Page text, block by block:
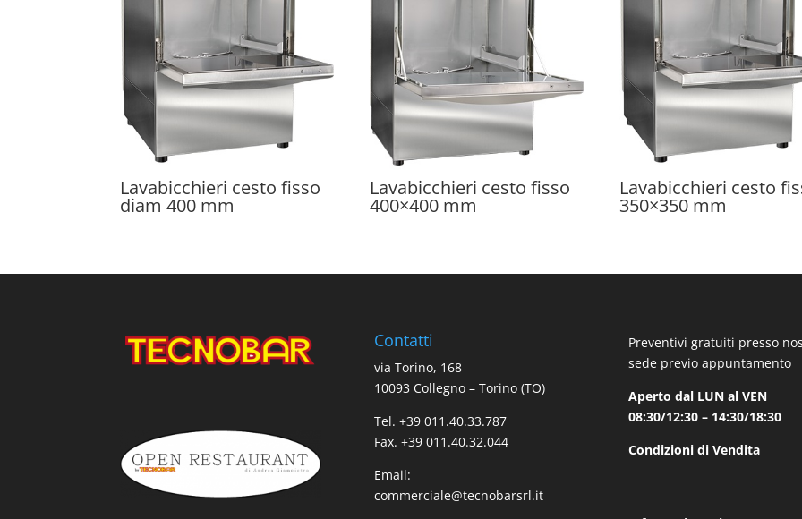
Lavabicchieri cesto fisso
diam 400 mm
Lavabicchieri cesto fisso
400×400 mm
Lavabicchieri cesto
350×350 mm
Contatti
via Torino, 168
10093 Collegno – Torino (TO)
Tel. +39 011.40.33.787
Fax. +39 011.40.32.044
Email:
commerciale@tecnobarsrl.it
Preventivi gratuiti presso
sede previo appuntamento
Aperto dal LUN al VEN
08:30/12:30 – 14:30/18:30
Condizioni di Vendita